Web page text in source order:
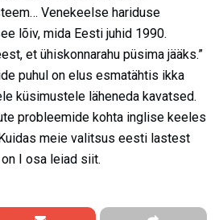
Venekeelse hariduse
lõiv, mida Eesti juhid 1990.
et ühiskonnarahu püsima jääks.”
puhul on elus esmatähtis ikka
küsimustele läheneda kavatsed.
probleemide kohta inglise keeles
meie valitsus eesti lastest
I osa leiad siit.